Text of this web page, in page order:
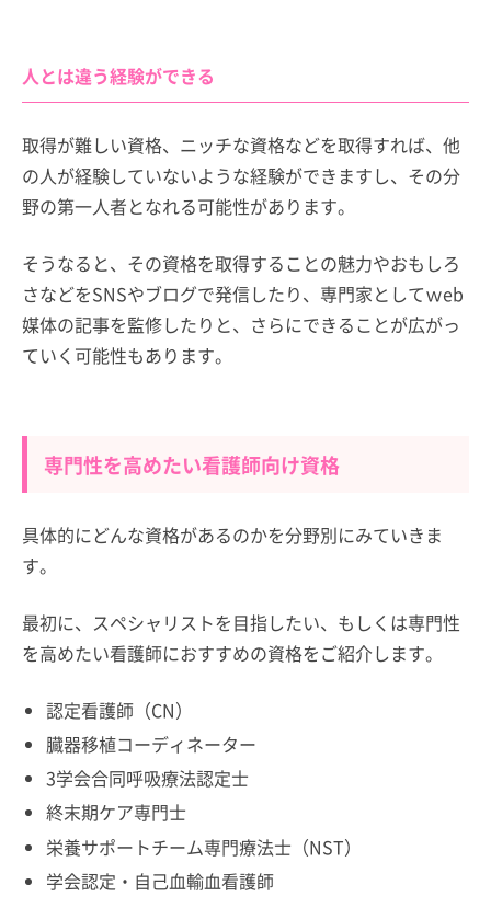
人とは違う経験ができる
取得が難しい資格、ニッチな資格などを取得すれば、他
の人が経験していないような経験ができますし、その分
野の第一人者となれる可能性があります。
そうなると、その資格を取得することの魅力やおもしろ
さなどをSNSやブログで発信したり、専門家としてｗeb
媒体の記事を監修したりと、さらにできることが広がっ
ていく可能性もあります。
専門性を高めたい看護師向け資格
具体的にどんな資格があるのかを分野別にみていきま
す。
最初に、スペシャリストを目指したい、もしくは専門性
を高めたい看護師におすすめの資格をご紹介します。
認定看護師（CN）
臓器移植コーディネーター
3学会合同呼吸療法認定士
終末期ケア専門士
栄養サポートチーム専門療法士（NST）
学会認定・自己血輸血看護師